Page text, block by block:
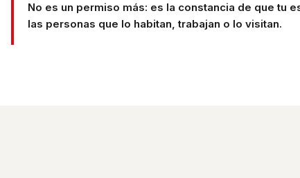
No es un permiso más: es la constancia de que tu
las personas que lo habitan, trabajan o lo visitan.